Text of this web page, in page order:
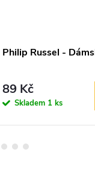
Philip Russel -
89 Kč
Skladem 1 ks